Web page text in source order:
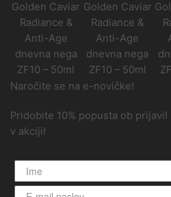
Naročite se na e-novičke!
Pridobite 10% popusta ob
v akciji!